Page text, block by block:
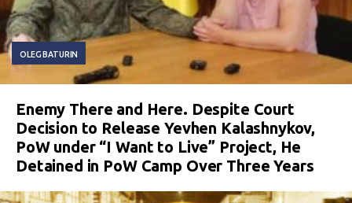
OLEG BATURIN
Enemy There and Here. Despite Court
Decision to Release Yevhen Kalashnykov,
PoW under “I Want to Live” Project, He
Detained in PoW Camp Over Three Years